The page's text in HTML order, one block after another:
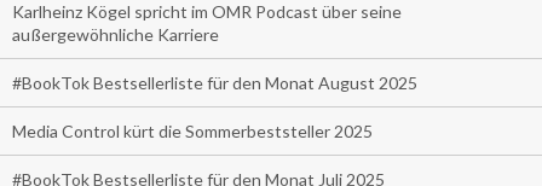
Karlheinz Kögel spricht im OMR Podcast über seine
außergewöhnliche Karriere
#BookTok Bestsellerliste für den Monat August 2025
Media Control kürt die Sommerbeststeller 2025
#BookTok Bestsellerliste für den Monat Juli 2025